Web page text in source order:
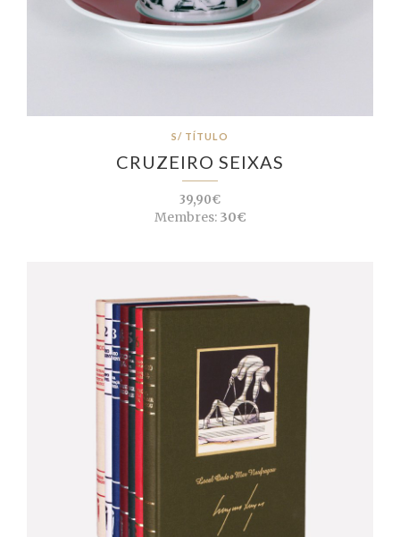
S/ TÍTULO
CRUZEIRO SEIXAS
39,90€
Membres:30€